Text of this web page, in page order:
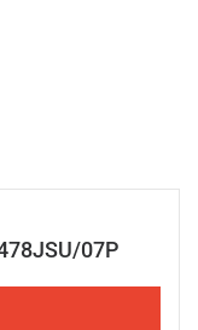
07P